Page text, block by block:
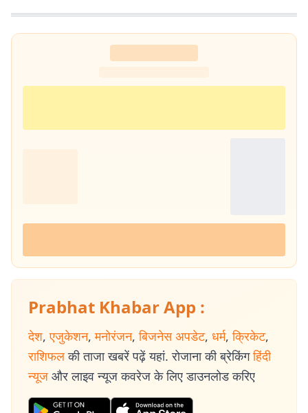
हैं.
Prabhat Khabar App :
देश, एजुकेशन, मनोरंजन, बिजनेस अपडेट, धर्म, क्रिकेट,
राशिफल की ताजा खबरें पढ़ें यहां. रोजाना की ब्रेकिंग हिंदी
न्यूज और लाइव न्यूज कवरेज के लिए डाउनलोड करिए